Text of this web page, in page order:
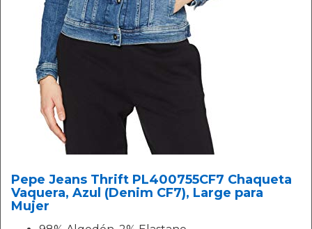
Pepe Jeans Thrift PL400755CF7 Chaqueta
Vaquera, Azul (Denim CF7), Large para
Mujer